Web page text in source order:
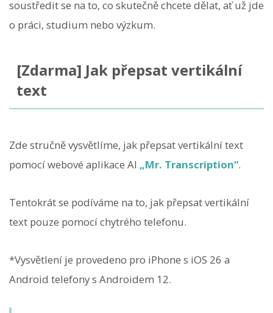
soustředit se na to, co skutečně chcete dělat, ať už jde
o práci, studium nebo výzkum.
[Zdarma] Jak přepsat vertikální
text
Zde stručně vysvětlíme, jak přepsat vertikální text
pomocí webové aplikace AI „Mr. Transcription“.
Tentokrát se podíváme na to, jak přepsat vertikální
text pouze pomocí chytrého telefonu.
*Vysvětlení je provedeno pro iPhone s iOS 26 a
Android telefony s Androidem 12.